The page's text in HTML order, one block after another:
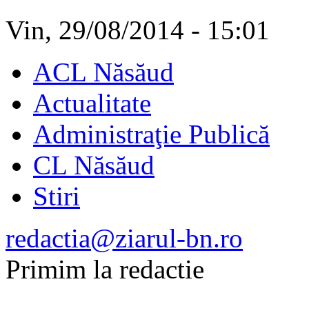
Vin, 29/08/2014 - 15:01
ACL Năsăud
Actualitate
Administraţie Publică
CL Năsăud
Stiri
redactia@ziarul-bn.ro
Primim la redactie